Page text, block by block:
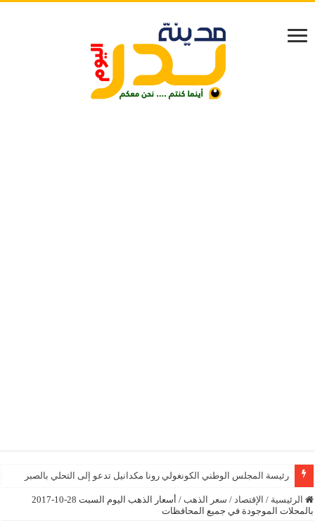
رئيسة المجلس الوطني الكونغولي رونا مكدانيل تدعو إلى التحلي بالصبر حتى يمكن
الرئيسية / الإقتصاد / سعر الذهب /
أسعار الذهب اليوم السبت 28-10-2017
بالمحلات الموجودة في جميع المحافظات